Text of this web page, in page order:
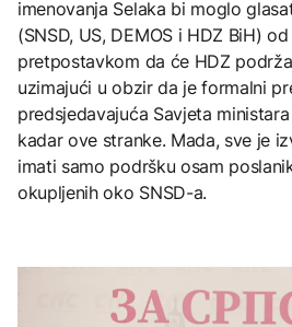
imenovanja Selaka bi moglo
(SNSD, US, DEMOS i HDZ BiH)
pretpostavkom da će HDZ
uzimajući u obzir da je formalni
predsjedavajuća Savjeta
kadar ove stranke. Mada, sve je
imati samo podršku osam
okupljenih oko SNSD-a.